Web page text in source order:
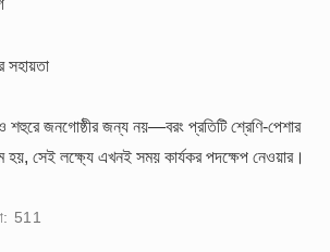
সহায়তা
শহুরে জনগোষ্ঠীর জন্য নয়—বরং প্রতিটি শ্রেণি-পেশার
হয়, সেই লক্ষ্যে এখনই সময় কার্যকর পদক্ষেপ নেওয়ার।
511